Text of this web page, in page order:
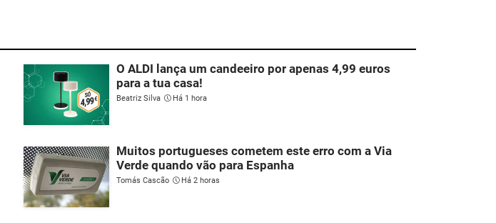
O ALDI lança um candeeiro por apenas 4,99 euros
para a tua casa!
Beatriz Silva Há 1 hora
Muitos portugueses cometem este erro com a Via
Verde quando vão para Espanha
Tomás Cascão Há 2 horas